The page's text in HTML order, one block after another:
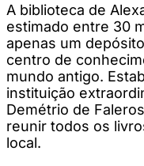
A biblioteca de
estimado entre 30
apenas um
centro de
mundo antigo.
instituição
Demétrio de
reunir todos os
local.